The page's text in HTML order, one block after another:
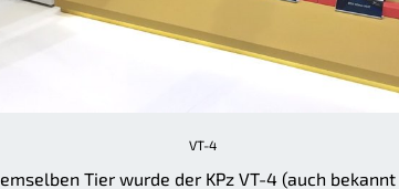
VT-4
Tier wurde der KPz VT-4 (auch